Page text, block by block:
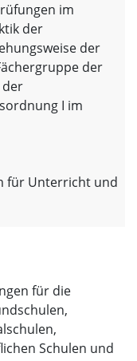
im
der
der
der
der
I im
für Unterricht und
für die
Schulen und